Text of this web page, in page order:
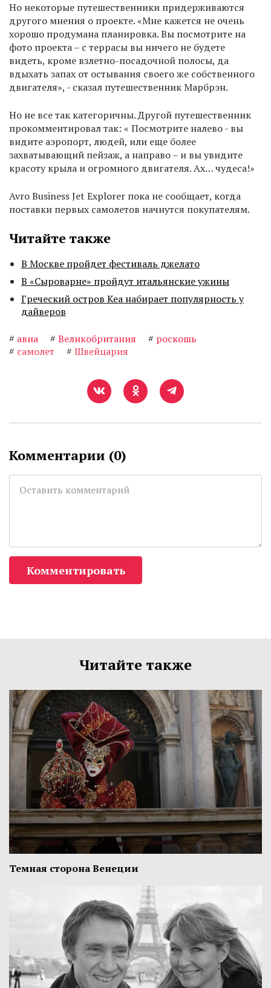
Но некоторые путешественники придерживаются
другого мнения о проекте. «Мне кажется не очень
хорошо продумана планировка. Вы посмотрите на
фото проекта – с террасы вы ничего не будете
видеть, кроме взлетно-посадочной полосы, да
вдыхать запах от остывания своего же собственного
двигателя», - сказал путешественник Марбрэн.
Но не все так категоричны. Другой путешественник
прокомментировал так: « Посмотрите налево - вы
видите аэропорт, людей, или еще более
захватывающий пейзаж, а направо – и вы увидите
красоту крыла и огромного двигателя. Ах… чудеса!»
Avro Business Jet Explorer пока не сообщает, когда
поставки первых самолетов начнутся покупателям.
Читайте также
В Москве пройдет фестиваль джелато
В «Сыроварне» пройдут итальянские ужины
Греческий остров Кеа набирает популярность у
дайверов
# авиа # Великобритания # роскошь
# самолет # Швейцария
Комментарии (0)
Комментировать
Читайте также
Темная сторона Венеции